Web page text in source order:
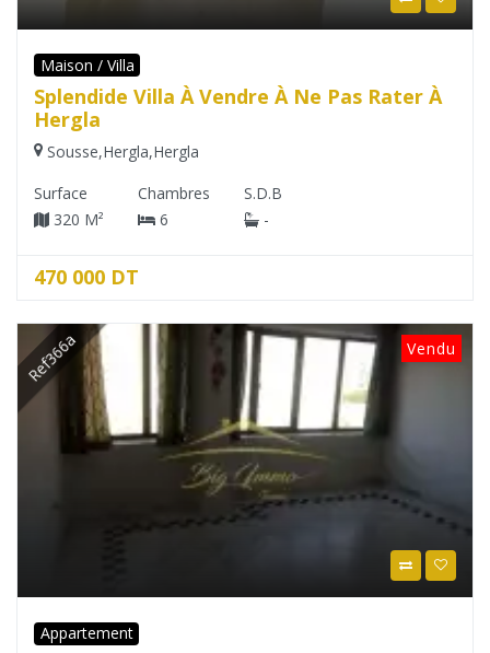
Maison / Villa
Splendide Villa À Vendre À Ne Pas Rater À
Hergla
Sousse,Hergla,Hergla
Surface
320 M²
Chambres
6
S.D.B
-
470 000 DT
Ref366a Vendu
Appartement